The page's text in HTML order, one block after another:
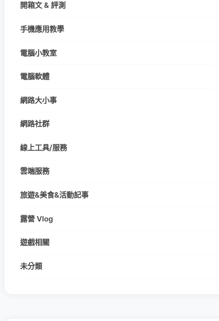
開箱文 & 評測
手機應用教學
電腦小教室
電腦軟體
網路大小事
網路社群
線上工具/服務
雲端服務
旅遊&美食&活動記事
露營 Vlog
遊戲相關
未分類